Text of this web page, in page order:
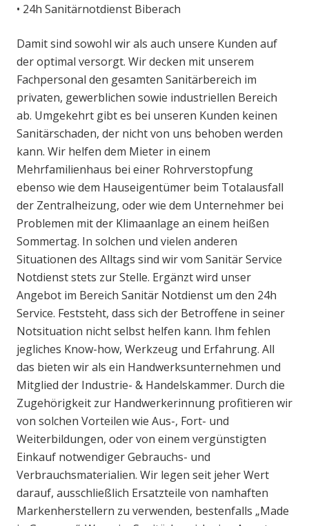
• 24h Sanitärnotdienst Biberach
Damit sind sowohl wir als auch unsere Kunden auf
der optimal versorgt. Wir decken mit unserem
Fachpersonal den gesamten Sanitärbereich im
privaten, gewerblichen sowie industriellen Bereich
ab. Umgekehrt gibt es bei unseren Kunden keinen
Sanitärschaden, der nicht von uns behoben werden
kann. Wir helfen dem Mieter in einem
Mehrfamilienhaus bei einer Rohrverstopfung
ebenso wie dem Hauseigentümer beim Totalausfall
der Zentralheizung, oder wie dem Unternehmer bei
Problemen mit der Klimaanlage an einem heißen
Sommertag. In solchen und vielen anderen
Situationen des Alltags sind wir vom Sanitär Service
Notdienst stets zur Stelle. Ergänzt wird unser
Angebot im Bereich Sanitär Notdienst um den 24h
Service. Feststeht, dass sich der Betroffene in seiner
Notsituation nicht selbst helfen kann. Ihm fehlen
jegliches Know-how, Werkzeug und Erfahrung. All
das bieten wir als ein Handwerksunternehmen und
Mitglied der Industrie- & Handelskammer. Durch die
Zugehörigkeit zur Handwerkerinnung profitieren wir
von solchen Vorteilen wie Aus-, Fort- und
Weiterbildungen, oder von einem vergünstigten
Einkauf notwendiger Gebrauchs- und
Verbrauchsmaterialien. Wir legen seit jeher Wert
darauf, ausschließlich Ersatzteile von namhaften
Markenherstellern zu verwenden, bestenfalls „Made